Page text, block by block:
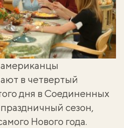
в четвертый
дня в Соединенных
сезон,
Нового года.